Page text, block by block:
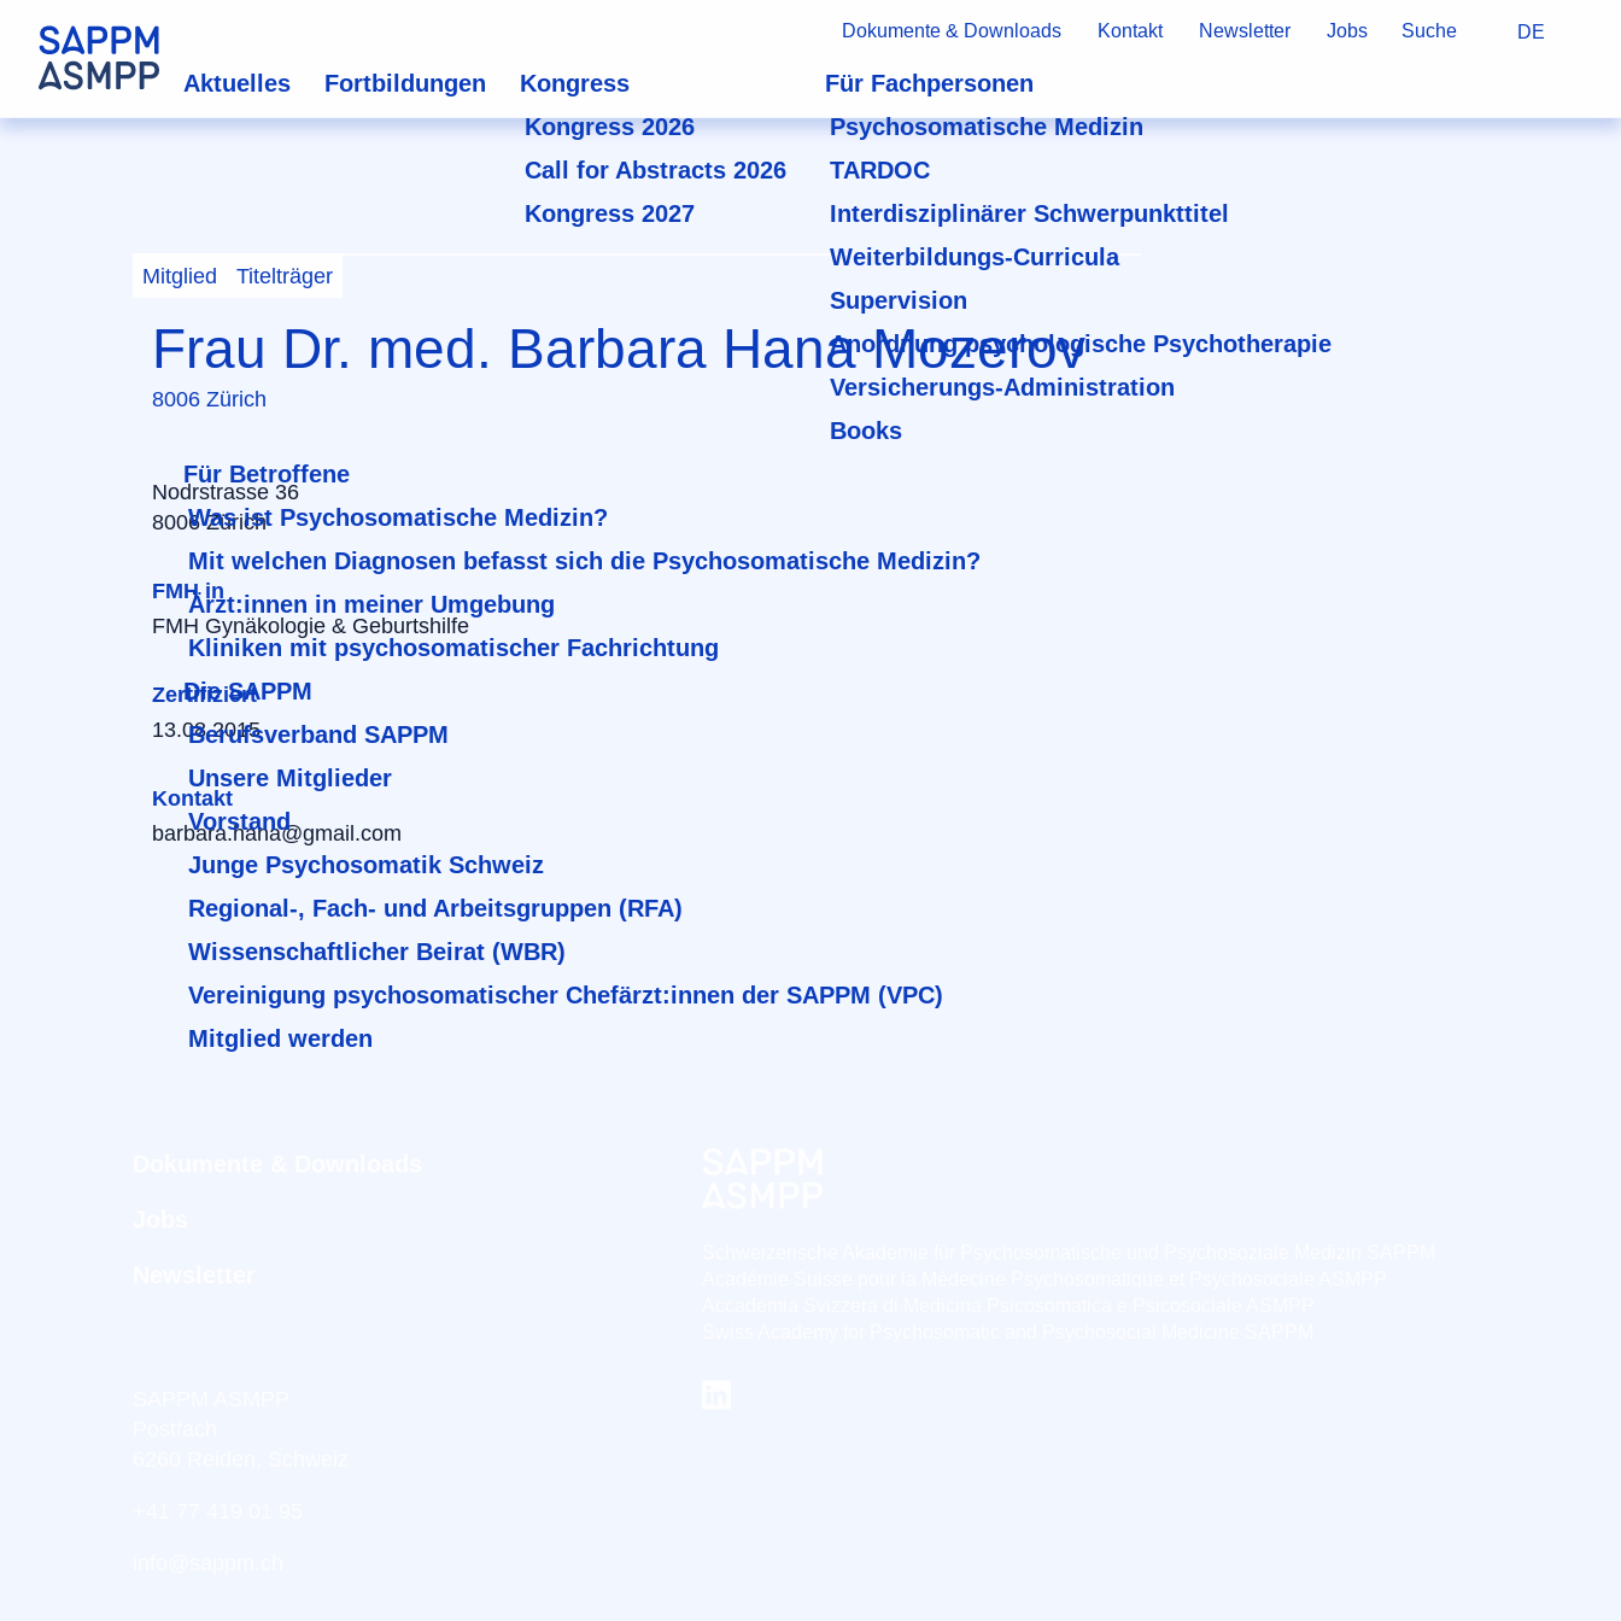
Dokumente & Downloads Kontakt Newsletter Jobs Suche DE
Aktuelles Fortbildungen
Kongress
Kongress 2026
Call for Abstracts 2026
Kongress 2027
Für Fachpersonen
Psychosomatische Medizin
TARDOC
Interdisziplinärer Schwerpunkttitel
Weiterbildungs-Curricula
Supervision
Anordnung psychologische Psychotherapie
Versicherungs-Administration
Books
Für Betroffene
Was ist Psychosomatische Medizin?
Mit welchen Diagnosen befasst sich die Psychosomatische Medizin?
Ärzt:innen in meiner Umgebung
Kliniken mit psychosomatischer Fachrichtung
Die SAPPM
Berufsverband SAPPM
Unsere Mitglieder
Vorstand
Junge Psychosomatik Schweiz
Regional-, Fach- und Arbeitsgruppen (RFA)
Wissenschaftlicher Beirat (WBR)
Vereinigung psychosomatischer Chefärzt:innen der SAPPM (VPC)
Mitglied werden
Mitglied Titelträger
Frau Dr. med. Barbara Hana Mozerov
8006 Zürich
Nodrstrasse 36
8006 Zürich
FMH in
FMH Gynäkologie & Geburtshilfe
Zertifiziert
13.08.2015
Kontakt
barbara.hana@gmail.com